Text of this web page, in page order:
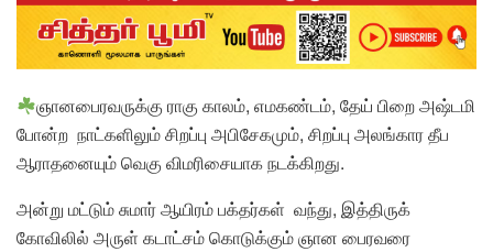
ஞானபைரவருக்கு ராகு காலம், எமகண்டம், தேய் பிறை அஷ்டமி
போன்ற நாட்களிலும் சிறப்பு அபிசேகமும், சிறப்பு அலங்கார தீப
ஆராதனையும் வெகு விமரிசையாக நடக்கிறது.
அன்று மட்டும் சுமார் ஆயிரம் பக்தர்கள் வந்து, இத்திருக்
கோவிலில் அருள் கடாட்சம் கொடுக்கும் ஞான பைரவரை